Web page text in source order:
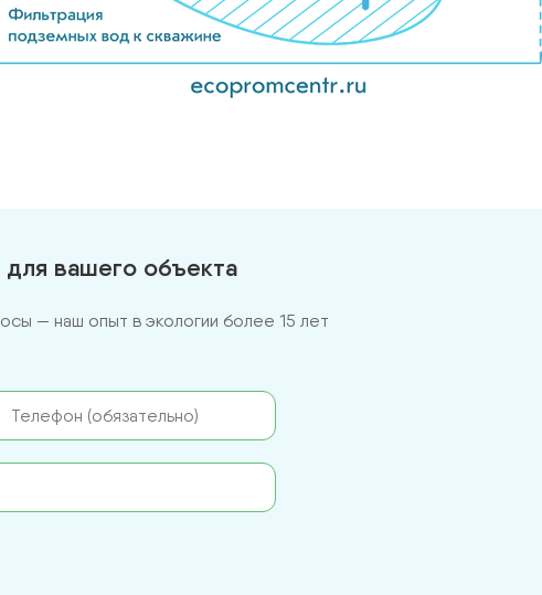
для вашего объекта
— наш опыт в экологии более 15 лет